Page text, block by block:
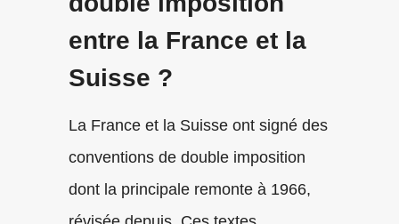
entre la France et la
Suisse ?
La France et la Suisse ont signé des
conventions de double imposition
dont la principale remonte à 1966,